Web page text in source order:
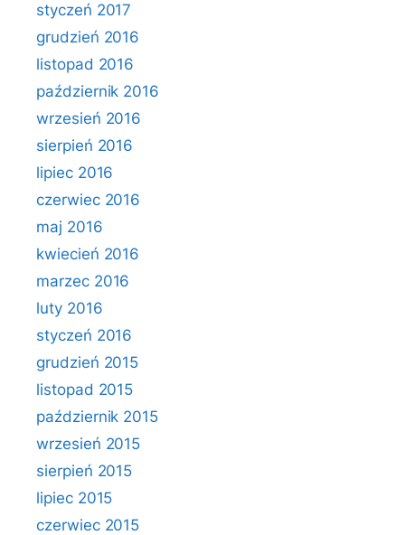
styczeń 2017
grudzień 2016
listopad 2016
październik 2016
wrzesień 2016
sierpień 2016
lipiec 2016
czerwiec 2016
maj 2016
kwiecień 2016
marzec 2016
luty 2016
styczeń 2016
grudzień 2015
listopad 2015
październik 2015
wrzesień 2015
sierpień 2015
lipiec 2015
czerwiec 2015